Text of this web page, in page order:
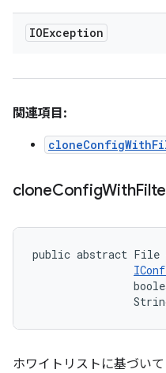
IOException
関連項目:
cloneConfigWith
public abstract File
ホワイトリストに基づい